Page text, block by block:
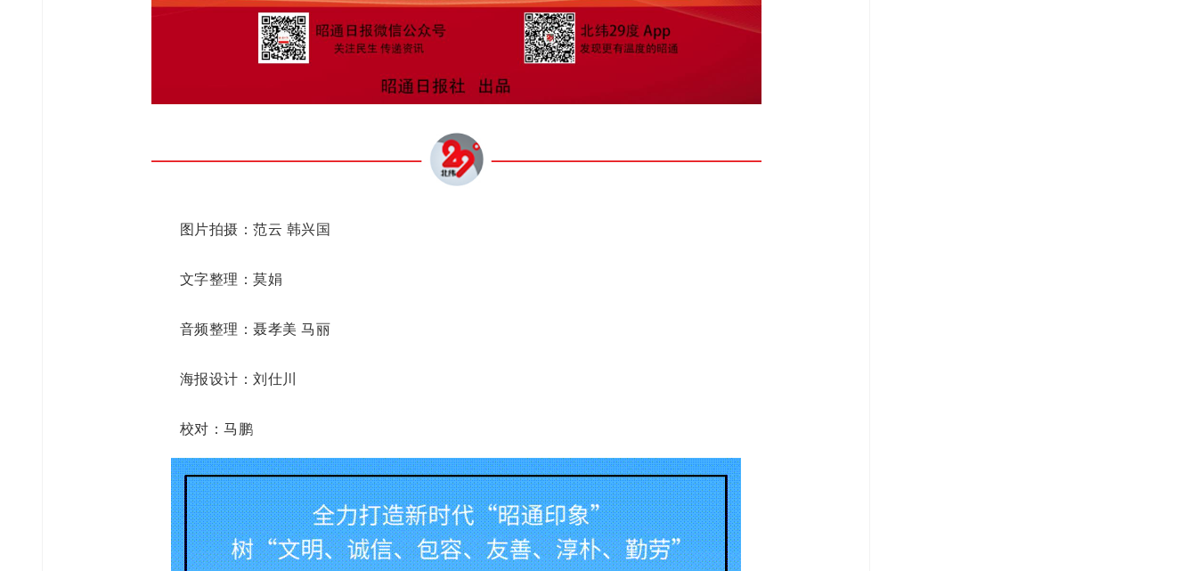
图片拍摄：范云 韩兴国
文字整理：莫娟
音频整理：聂孝美 马丽
海报设计：刘仕川
校对：马鹏